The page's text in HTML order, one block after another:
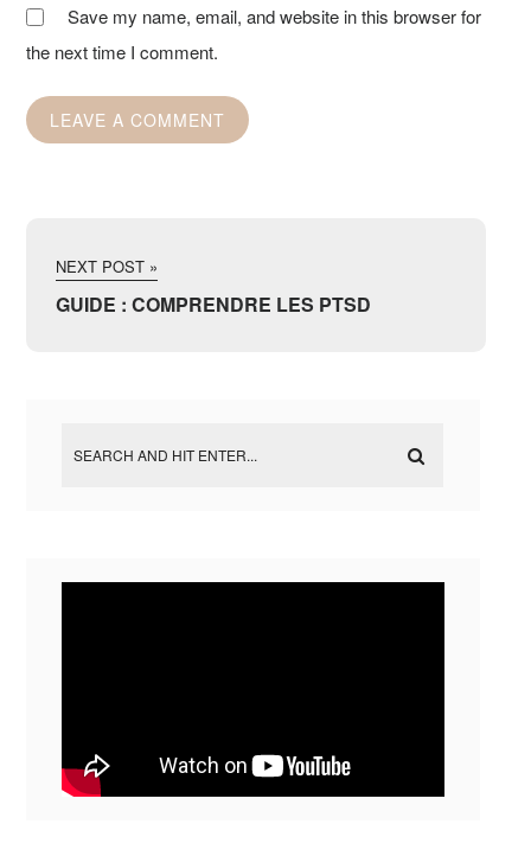
Save my name, email, and website in this browser for
the next time I comment.
NEXT POST »
GUIDE : COMPRENDRE LES PTSD